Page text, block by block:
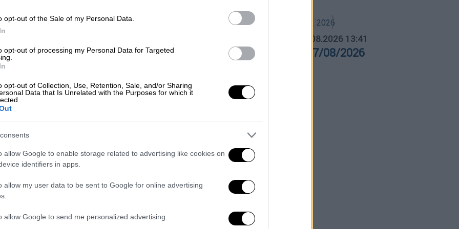
opt-out of the Sale of my Personal Data.
opt-out of processing my Personal Data for Targeted
opt-out of Collection, Use, Retention, Sale, and/or Sharing
Data that Is Unrelated with the Purposes for which it
allow Google to enable storage related to advertising like cookies on
identifiers in apps.
allow my user data to be sent to Google for online advertising
allow Google to send me personalized advertising.
Lifestyle|09.09.2023 12:53
του αστέρι στη «Λεωφόρο της
Δόξας»
τραγουδιστής έλαβε το αστέρι με
διασταύρωση Χόλιγουντ και Βάιν
Lifestyle |20.06.2023 10:00
Μαρκ Άντονι: Έγινε πατέρας για
έβδομη φορά – Η φωτογραφία με
Ο Μαρκ Άντονι (Marc Anthony) και η
07.08.2026 13:41
Αθλητικό δελτίο 07/08/2026